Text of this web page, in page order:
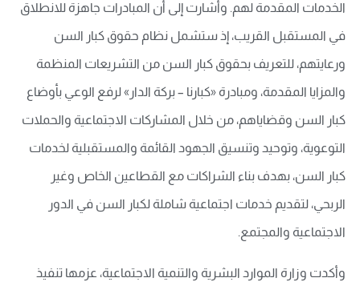
الخدمات المقدمة لهم. وأشارت إلى أن المبادرات جاهزة للانطلاق
في المستقبل القريب، إذ ستشمل نظام حقوق كبار السن
ورعايتهم، للتعريف بحقوق كبار السن من التشريعات المنظمة
والمزايا المقدمة، ومبادرة «كبارنا – بركة الدار» لرفع الوعي بأوضاع
كبار السن وقضاياهم، من خلال المشاركات الاجتماعية والحملات
التوعوية، وتوحيد وتنسيق الجهود القائمة والمستقبلية لخدمات
كبار السن، بهدف بناء الشراكات مع القطاعين الخاص وغير
الربحي، لتقديم خدمات اجتماعية شاملة لكبار السن في الدور
الاجتماعية والمجتمع.
وأكدت وزارة الموارد البشرية والتنمية الاجتماعية، عزمها تنفيذ